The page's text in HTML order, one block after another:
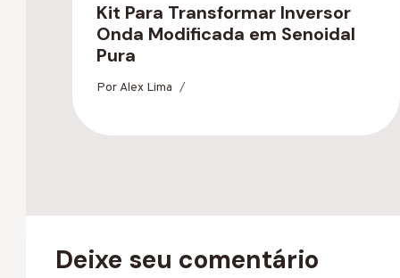
Kit Para Transformar Inversor
Onda Modificada em Senoidal
Pura
PorAlex Lima
Deixe seu comentário